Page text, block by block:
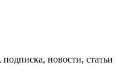
новости, статьи